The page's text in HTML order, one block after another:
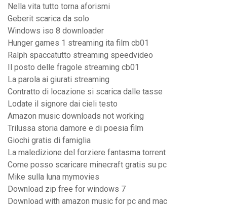
Nella vita tutto torna aforismi
Geberit scarica da solo
Windows iso 8 downloader
Hunger games 1 streaming ita film cb01
Ralph spaccatutto streaming speedvideo
Il posto delle fragole streaming cb01
La parola ai giurati streaming
Contratto di locazione si scarica dalle tasse
Lodate il signore dai cieli testo
Amazon music downloads not working
Trilussa storia damore e di poesia film
Giochi gratis di famiglia
La maledizione del forziere fantasma torrent
Come posso scaricare minecraft gratis su pc
Mike sulla luna mymovies
Download zip free for windows 7
Download with amazon music for pc and mac